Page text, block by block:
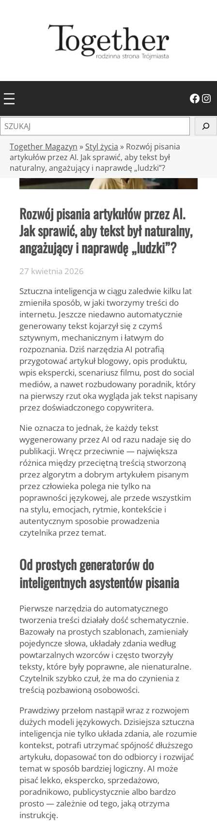
Facebook Instagram
z
Together Magazyn » Styl życia » Rozwój pisania
artykułów przez AI. Jak sprawić, aby tekst był
naturalny, angażujący i naprawdę „ludzki”?
Rozwój pisania artykułów przez AI.
Jak sprawić, aby tekst był naturalny,
angażujący i naprawdę „ludzki”?
27 kwietnia 2026
Sztuczna inteligencja w ciągu zaledwie kilku lat
zmieniła sposób, w jaki tworzymy treści do
internetu. Jeszcze niedawno automatycznie
generowany tekst kojarzył się z czymś
sztywnym, mechanicznym i łatwym do
rozpoznania. Dziś narzędzia AI potrafią
przygotować artykuł blogowy, opis produktu,
wpis ekspercki, scenariusz filmu, post do social
mediów, a nawet rozbudowany poradnik, który
na pierwszy rzut oka wygląda jak tekst napisany
przez doświadczonego copywritera.
Nie oznacza to jednak, że każdy tekst
wygenerowany przez AI od razu nadaje się do
publikacji. Wręcz przeciwnie — największa
różnica między przeciętną treścią stworzoną
przez algorytm a dobrym artykułem pisanym
przez człowieka polega nie tylko na
poprawności językowej, ale przede wszystkim
na stylu, emocjach, rytmie, kontekście i
autentycznym sposobie prowadzenia
czytelnika przez temat.
Od prostych generatorów do
inteligentnych asystentów pisania
Pierwsze narzędzia do automatycznego
tworzenia treści działały dość schematycznie.
Bazowały na prostych szablonach, zamieniały
pojedyncze słowa, układały zdania według
powtarzalnych wzorców i często tworzyły
teksty, które były poprawne, ale nienaturalne.
Czytelnik szybko czuł, że ma do czynienia z
treścią pozbawioną osobowości.
Prawdziwy przełom nastąpił wraz z rozwojem
dużych modeli językowych. Dzisiejsza sztuczna
inteligencja nie tylko układa zdania, ale rozumie
kontekst, potrafi utrzymać spójność dłuższego
artykułu, dopasować ton do odbiorcy i rozwijać
temat w sposób bardziej logiczny. AI może
pisać lekko, ekspercko, sprzedażowo,
poradnikowo, publicystycznie albo bardzo
prosto — zależnie od tego, jaką otrzyma
instrukcję.